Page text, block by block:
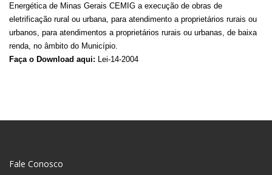
Energética de Minas Gerais CEMIG a execução de obras de
eletrificação rural ou urbana, para atendimento a proprietários rurais ou
urbanos, para atendimentos a proprietários rurais ou urbanas, de baixa
renda, no âmbito do Município.
Faça o Download aqui: Lei-14-2004
Fale Conosco